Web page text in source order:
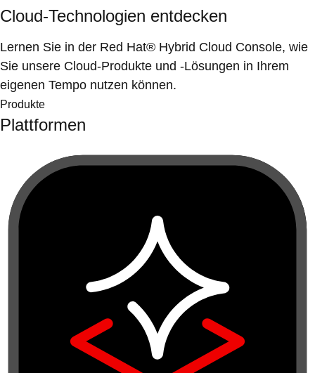
Cloud-Technologien entdecken
Lernen Sie in der Red Hat® Hybrid Cloud Console, wie
Sie unsere Cloud-Produkte und -Lösungen in Ihrem
eigenen Tempo nutzen können.
Produkte
Plattformen